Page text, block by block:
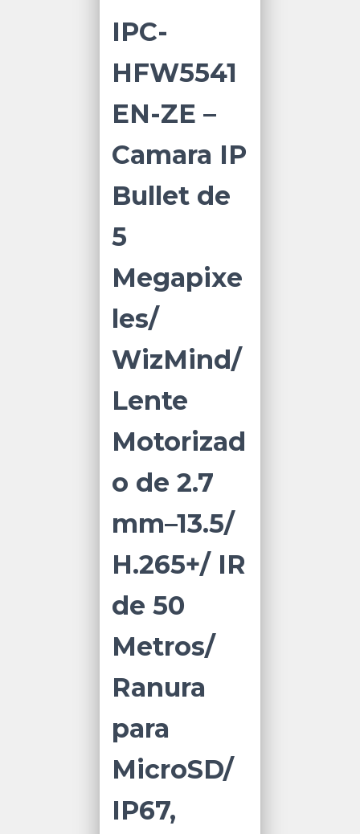
IPC-
HFW5541
EN-ZE –
Camara IP
Bullet de
5
Megapixe
les/
WizMind/
Lente
Motorizad
o de 2.7
mm–13.5/
H.265+/ IR
de 50
Metros/
Ranura
para
MicroSD/
IP67,